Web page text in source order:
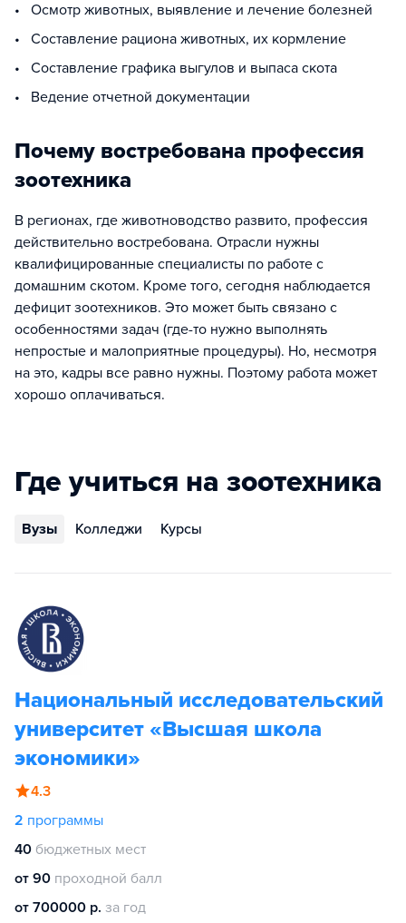
• Осмотр животных, выявление и лечение болезней
• Составление рациона животных, их кормление
• Составление графика выгулов и выпаса скота
• Ведение отчетной документации
Почему востребована профессия
зоотехника
В регионах, где животноводство развито, профессия
действительно востребована. Отрасли нужны
квалифицированные специалисты по работе с
домашним скотом. Кроме того, сегодня наблюдается
дефицит зоотехников. Это может быть связано с
особенностями задач (где-то нужно выполнять
непростые и малоприятные процедуры). Но, несмотря
на это, кадры все равно нужны. Поэтому работа может
хорошо оплачиваться.
Где учиться на зоотехника
Вузы Колледжи Курсы
Национальный исследовательский
университет «Высшая школа
экономики»
4.3
2 программы
40 бюджетных мест
от 90 проходной балл
от 700000 р. за год